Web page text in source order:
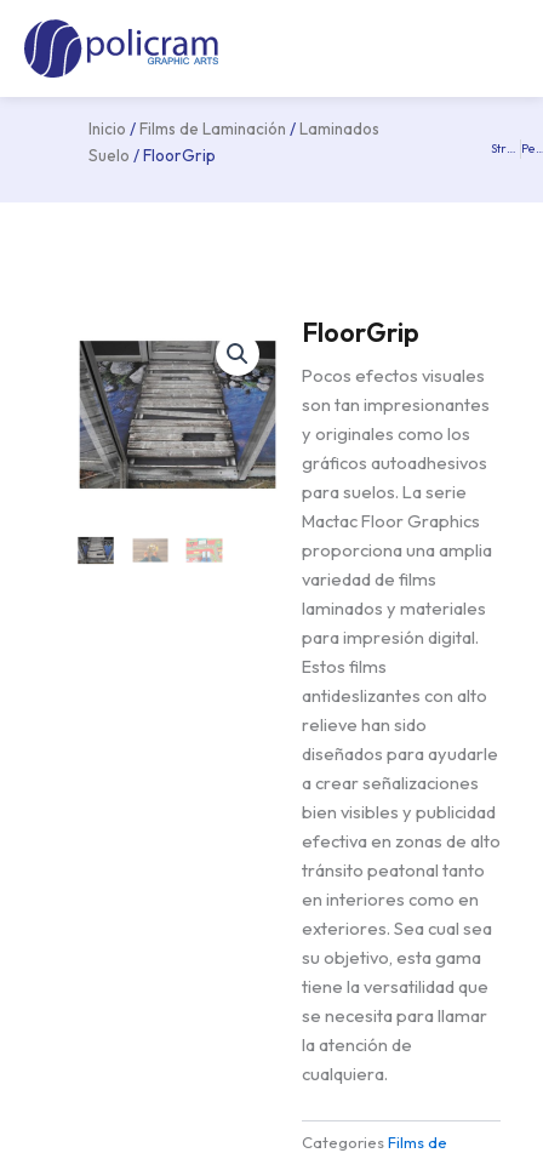
contenido
Inicio /Films de Laminación /Laminados
Suelo / FloorGrip Streetlam Permafun
FloorGrip
Pocos efectos visuales
son tan impresionantes
y originales como los
gráficos autoadhesivos
para suelos. La serie
Mactac Floor Graphics
proporciona una amplia
variedad de films
laminados y materiales
para impresión digital.
Estos films
antideslizantes con alto
relieve han sido
diseñados para ayudarle
a crear señalizaciones
bien visibles y publicidad
efectiva en zonas de alto
tránsito peatonal tanto
en interiores como en
exteriores. Sea cual sea
su objetivo, esta gama
tiene la versatilidad que
se necesita para llamar
la atención de
cualquiera.
Categories Films de